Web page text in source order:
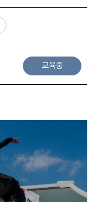
교육중